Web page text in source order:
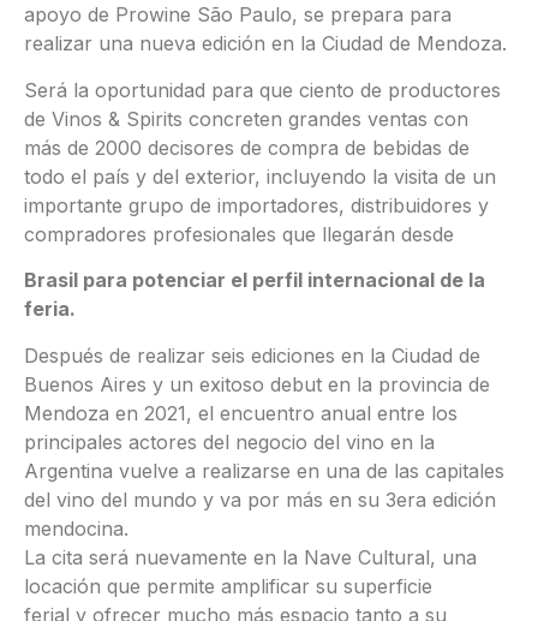
apoyo de Prowine São Paulo, se prepara para
realizar una nueva edición en la Ciudad de Mendoza.
Será la oportunidad para que ciento de productores
de Vinos & Spirits concreten grandes ventas con
más de 2000 decisores de compra de bebidas de
todo el país y del exterior, incluyendo la visita de un
importante grupo de importadores, distribuidores y
compradores profesionales que llegarán desde
Brasil para potenciar el perfil internacional de la
feria.
Después de realizar seis ediciones en la Ciudad de
Buenos Aires y un exitoso debut en la provincia de
Mendoza en 2021, el encuentro anual entre los
principales actores del negocio del vino en la
Argentina vuelve a realizarse en una de las capitales
del vino del mundo y va por más en su 3era edición
mendocina.
La cita será nuevamente en la Nave Cultural, una
locación que permite amplificar su superficie
ferial y ofrecer mucho más espacio tanto a su